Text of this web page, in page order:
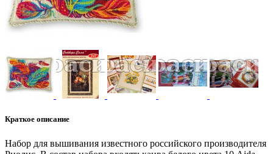
Краткое описание
Набор для вышивания известного российского производителя